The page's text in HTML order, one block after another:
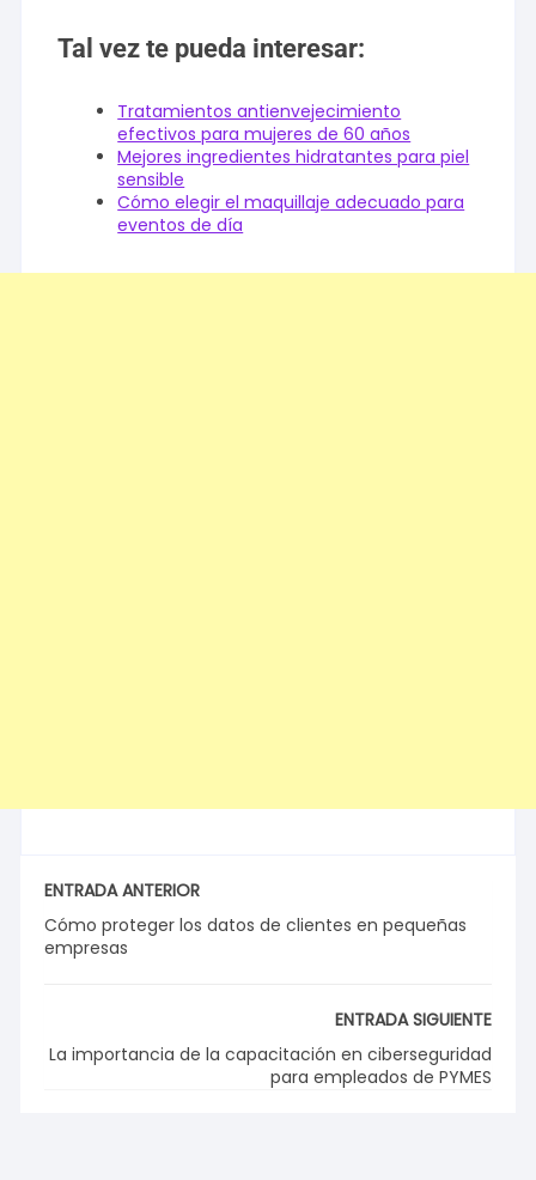
Tal vez te pueda interesar:
Tratamientos antienvejecimiento
efectivos para mujeres de 60 años
Mejores ingredientes hidratantes para piel
sensible
Cómo elegir el maquillaje adecuado para
eventos de día
ENTRADA ANTERIOR
Cómo proteger los datos de clientes en pequeñas
empresas
ENTRADA SIGUIENTE
La importancia de la capacitación en ciberseguridad
para empleados de PYMES